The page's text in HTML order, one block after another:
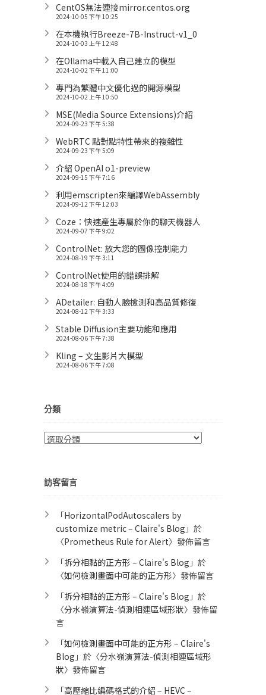
CentOS無法連接mirror.centos.org
2024-10-05 下午 10:25
在本機執行Breeze-7B-Instruct-v1_0
2024-10-03 上午 12:48
在Ollama中載入自己建立的模型
2024-10-02 下午 11:00
專門為繁體中文優化過的開源模型
2024-10-02 上午 10:50
MSE(Media Source Extensions)介紹
2024-09-23 下午 5:38
WebRTC 點對點特性帶來的複雜性
2024-09-23 下午 5:09
介紹 OpenAI o1-preview
2024-09-15 下午 7:16
利用emscripten來編譯WebAssembly
2024-09-12 下午 12:03
Coze：快速產生專屬於你的聊天機器人
2024-09-07 下午 9:02
ControlNet: 放大您的圖像控制能力
2024-08-19 下午 3:11
ControlNet使用的錯誤排解
2024-08-18 下午 4:09
ADetailer: 自動人臉檢測和高品質修復
2024-08-12 下午 3:33
Stable Diffusion主要功能和應用
2024-08-06 下午 7:38
Kling – 文生影片大模型
2024-08-06 下午 7:08
分類
分
訪客留言
「HorizontalPodAutoscalers by
customize metric – Claire's Blog 」於
〈Prometheus Rule for Alert​〉發佈留言
「拆分相黏的正方形 – Claire's Blog 」於
〈如何檢測畫面中可能的正方形〉發佈留言
「拆分相黏的正方形 – Claire's Blog 」於
〈分水嶺演算法-偵測相連區域形狀〉發佈留
言
「如何檢測畫面中可能的正方形 – Claire's
Blog 」於〈分水嶺演算法-偵測相連區域形
狀〉發佈留言
「高壓縮比編碼格式的介紹 – HEVC –